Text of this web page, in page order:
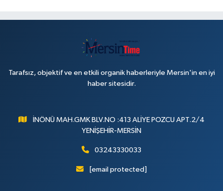
Tarafsız, objektif ve en etkili organik haberleriyle Mersin'in en iyi
haber sitesidir.
İNÖNÜ MAH.GMK BLV.NO :413 ALİYE POZCU APT.2/4
YENİŞEHİR-MERSİN
03243330033
[email protected]